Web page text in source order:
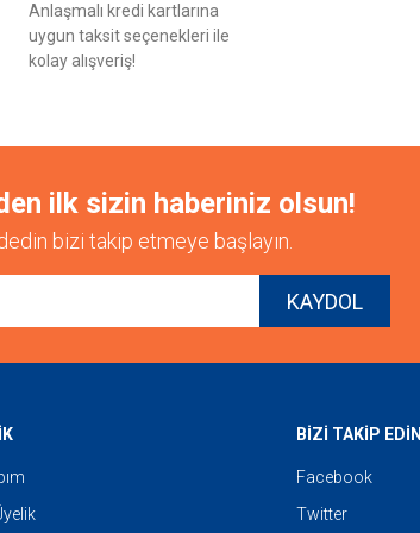
Anlaşmalı kredi kartlarına
uygun taksit seçenekleri ile
kolay alışveriş!
ilk sizin haberiniz olsun!
bizi takip etmeye başlayın.
KAYDOL
BİZİ TAKİP EDİN
Facebook
Twitter